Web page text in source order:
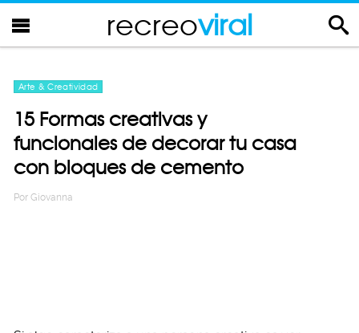
recreoviral
Arte & Creatividad
15 Formas creativas y
funcionales de decorar tu casa
con bloques de cemento
Por Giovanna